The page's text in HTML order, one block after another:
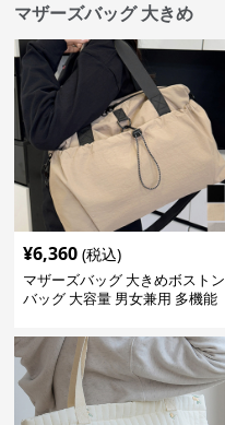
マザーズバッグ 大きめ
¥6,360 (税込)
マザーズバッグ 大きめボストン
バッグ 大容量 男女兼用 多機能